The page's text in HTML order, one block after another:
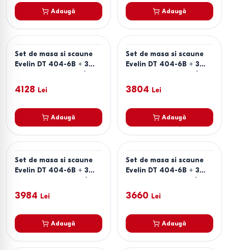
Adaugă Adaugă
Set de masa si scaune
Evelin DT 404-6B + 3
scaune YTC-055 B /
UF885-15 (Dark Grey)
4128 Lei
Adaugă
Set de masa si scaune
Evelin DT 404-6B + 3
scuane YTC-064 B /
BLU-14 (Dark Grey)
3804 Lei
Adaugă
Set de masa si scaune
Evelin DT 404-6B + 3
scaune YTC-064 B /
UF885-15 (Dark Grey)
3984 Lei
Adaugă
Set de masa si scaune
Evelin DT 404-6B + 3
scaune YTC-078 B /
BJORN-13 (Grey)
3660 Lei
Adaugă